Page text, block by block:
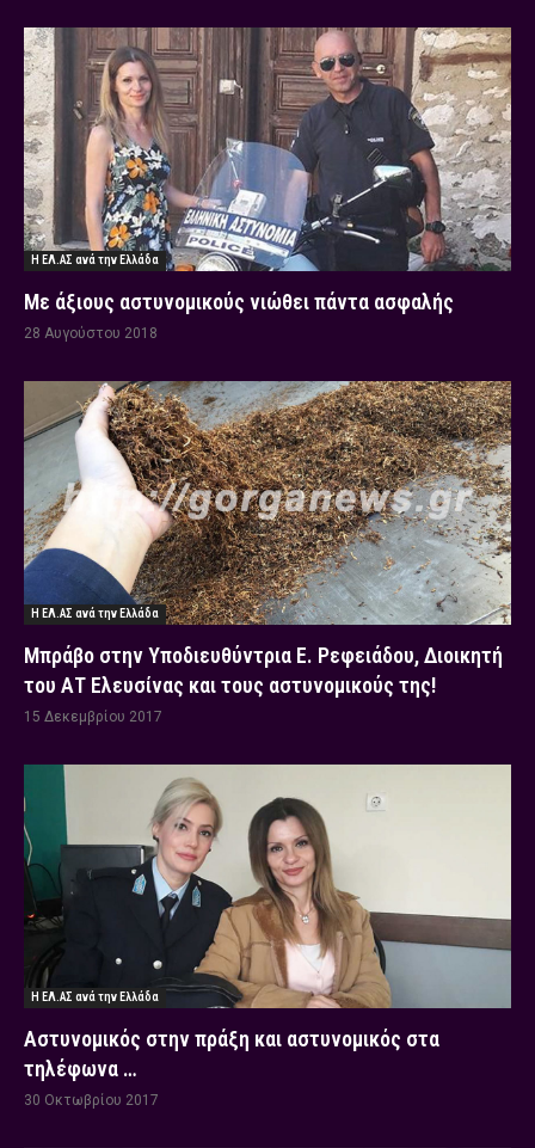
Η ΕΛ.ΑΣ ανά την Ελλάδα
Με άξιους αστυνομικούς νιώθει πάντα ασφαλής
28 Αυγούστου 2018
Η ΕΛ.ΑΣ ανά την Ελλάδα
Μπράβο στην Υποδιευθύντρια Ε. Ρεφειάδου, Διοικητή
του ΑΤ Ελευσίνας και τους αστυνομικούς της!
15 Δεκεμβρίου 2017
Η ΕΛ.ΑΣ ανά την Ελλάδα
Αστυνομικός στην πράξη και αστυνομικός στα
τηλέφωνα …
30 Οκτωβρίου 2017